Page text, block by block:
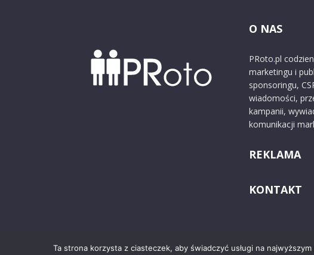
O NAS
PRoto.pl
marketingu i
sponsoringu,
wiadomości,
kampanii,
komunikacji
REKLAMA
KONTAKT
Ta strona korzysta z ciasteczek, aby świadczyć usługi na